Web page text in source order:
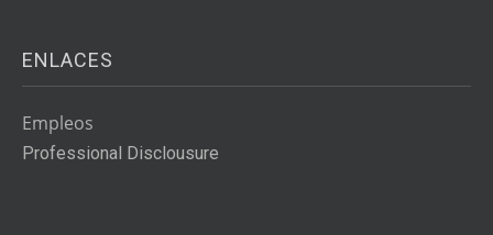
ENLACES
Empleos
Professional Disclousure